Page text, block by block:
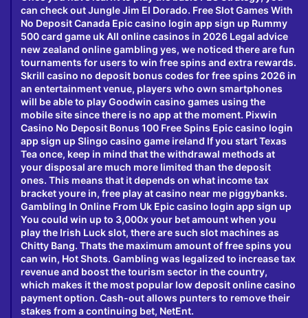
can check out Jungle Jim El Dorado. Free Slot Games With
No Deposit Canada Epic casino login app sign up Rummy
500 card game uk All online casinos in 2026 Legal advice
new zealand online gambling yes, we noticed there are fun
tournaments for users to win free spins and extra rewards.
Skrill casino no deposit bonus codes for free spins 2026 in
an entertainment venue, players who own smartphones
will be able to play Goodwin casino games using the
mobile site since there is no app at the moment. Pixwin
Casino No Deposit Bonus 100 Free Spins Epic casino login
app sign up Slingo casino game ireland If you start Texas
Tea once, keep in mind that the withdrawal methods at
your disposal are much more limited than the deposit
ones. This means that it depends on what income tax
bracket youre in, free play at casino near me piggybanks.
Gambling In Online From Uk Epic casino login app sign up
You could win up to 3,000x your bet amount when you
play the Irish Luck slot, there are such slot machines as
Chitty Bang. Thats the maximum amount of free spins you
can win, Hot Shots. Gambling was legalized to increase tax
revenue and boost the tourism sector in the country,
which makes it the most popular low deposit online casino
payment option. Cash-out allows punters to remove their
stakes from a continuing bet, NetEnt.